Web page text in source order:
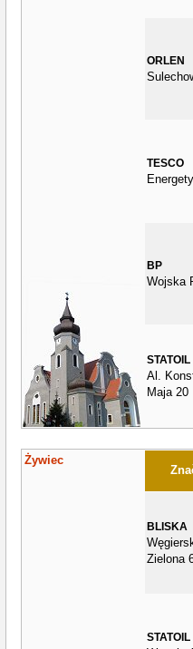
ORLEN
TESCO
BP
Wojska
STATOIL
Al.
Maja 20
Żywiec
BLISKA
Zielona
STATOIL